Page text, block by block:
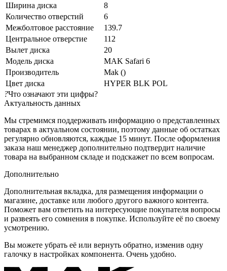
Ширина диска
8
Количество отверстий
6
Межболтовое расстояние
139.7
Центральное отверстие
112
Вылет диска
20
Модель диска
MAK Safari 6
Производитель
Mak ()
Цвет диска
HYPER BLK POL
?Что означают эти цифры?
Актуальность данных
Мы стремимся поддерживать информацию о представленных
товарах в актуальном состоянии, поэтому данные об остатках
регулярно обновляются, каждые 15 минут. После оформления
заказа наш менеджер дополнительно подтвердит наличие
товара на выбранном складе и подскажет по всем вопросам.
Дополнительно
Дополнительная вкладка, для размещения информации о
магазине, доставке или любого другого важного контента.
Поможет вам ответить на интересующие покупателя вопросы
и развеять его сомнения в покупке. Используйте её по своему
усмотрению.
Вы можете убрать её или вернуть обратно, изменив одну
галочку в настройках компонента. Очень удобно.